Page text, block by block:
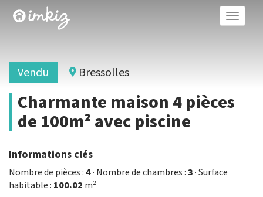
Toggle
Vendu Bressolles
Charmante maison 4 pièces
de 100m² avec piscine
Informations clés
Nombre de pièces :4· Nombre de chambres :3· Surface
habitable : 100.02 m²